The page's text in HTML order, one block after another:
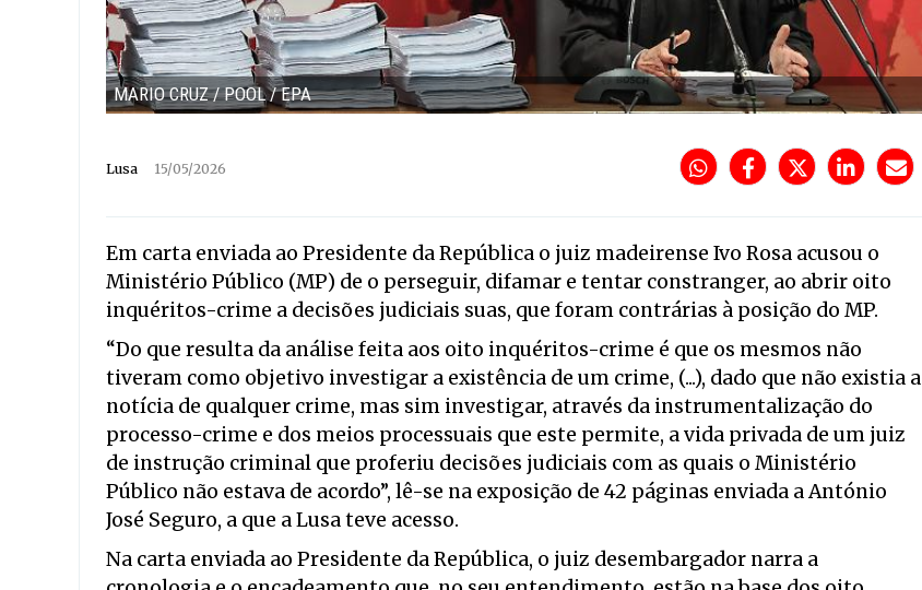
MARIO CRUZ / POOL / EPA
Lusa 15/05/2026
Em carta enviada ao Presidente da República o juiz madeirense Ivo Rosa acusou o
Ministério Público (MP) de o perseguir, difamar e tentar constranger, ao abrir oito
inquéritos-crime a decisões judiciais suas, que foram contrárias à posição do MP.
“Do que resulta da análise feita aos oito inquéritos-crime é que os mesmos não
tiveram como objetivo investigar a existência de um crime, (...), dado que não existia a
notícia de qualquer crime, mas sim investigar, através da instrumentalização do
processo-crime e dos meios processuais que este permite, a vida privada de um juiz
de instrução criminal que proferiu decisões judiciais com as quais o Ministério
Público não estava de acordo”, lê-se na exposição de 42 páginas enviada a António
José Seguro, a que a Lusa teve acesso.
Na carta enviada ao Presidente da República, o juiz desembargador narra a